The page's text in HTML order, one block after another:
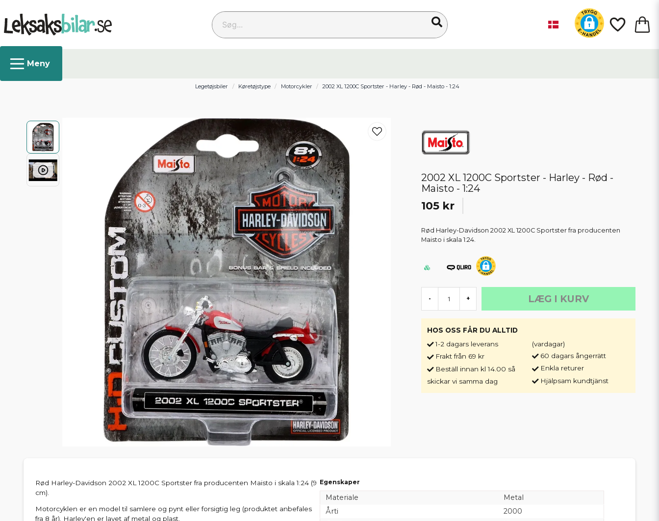
Søg...
Legetøjsbiler Køretøjstype Motorcykler 2002 XL 1200C Sportster - Harley - Rød - Maisto - 1:24
2002 XL 1200C Sportster - Harley - Rød -
Maisto - 1:24
105 kr
Rød Harley-Davidson 2002 XL 1200C Sportster fra producenten
Maisto i skala 1:24.
- + LÆG I KURV
HOS OSS FÅR DU ALLTID
1-2 dagars leverans
Frakt från 69 kr
Beställ innan kl 14.00 så
skickar vi samma dag
(vardagar)
60 dagars ångerrätt
Enkla returer
Hjälpsam kundtjänst
Rød Harley-Davidson 2002 XL 1200C Sportster fra producenten Maisto i skala 1:24 (9
cm).
Motorcyklen er en model til samlere og pynt eller forsigtig leg (produktet anbefales
fra 8 år). Harley'en er lavet af metal og plast.
Egenskaper
Materiale
Metal
Årti
2000